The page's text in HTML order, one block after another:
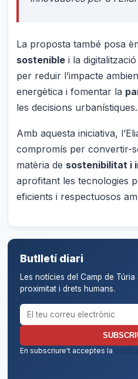
La proposta també posa
sostenible i la
per reduir l’impacte
energètica i fomentar la
les decisions urbanístiques.
Amb aquesta iniciativa,
compromís per convertir-
matèria de sostenibilitat i
aprofitant les tecnologies
eficients i respectuosos
Butlletí diari
Les notícies del Camp de
proximitat i drets humans.
Correu electrònic per al butlletí
En subscriure't acceptes la